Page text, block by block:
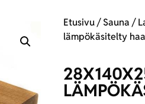
Etusivu/Sauna /
lämpökäsitelty